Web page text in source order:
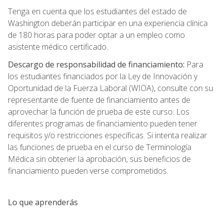
Tenga en cuenta que los estudiantes del estado de
Washington deberán participar en una experiencia clínica
de 180 horas para poder optar a un empleo como
asistente médico certificado.
Descargo de responsabilidad de financiamiento: Para
los estudiantes financiados por la Ley de Innovación y
Oportunidad de la Fuerza Laboral (WIOA), consulte con su
representante de fuente de financiamiento antes de
aprovechar la función de prueba de este curso. Los
diferentes programas de financiamiento pueden tener
requisitos y/o restricciones específicas. Si intenta realizar
las funciones de prueba en el curso de Terminología
Médica sin obtener la aprobación, sus beneficios de
financiamiento pueden verse comprometidos.
Lo que aprenderás